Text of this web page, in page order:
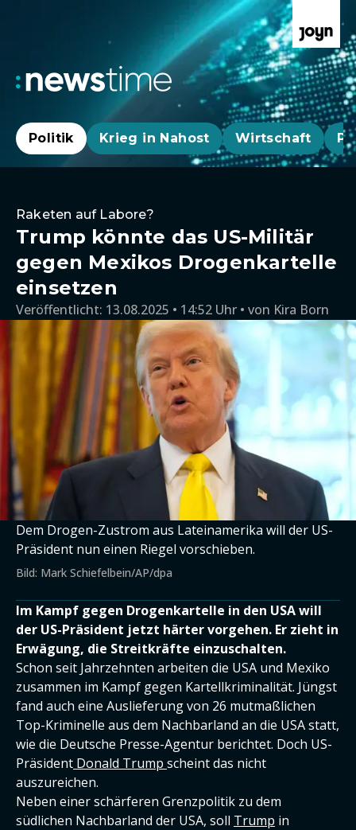
Politik Krieg in Nahost Wirtschaft
Raketen auf Labore?
Trump könnte das US-Militär
gegen Mexikos Drogenkartelle
einsetzen
Veröffentlicht: 13.08.2025 • 14:52 Uhr von Kira Born
Dem Drogen-Zustrom aus Lateinamerika will der US-
Präsident nun einen Riegel vorschieben.
Bild: Mark Schiefelbein/AP/dpa
Im Kampf gegen Drogenkartelle in den USA will
der US-Präsident jetzt härter vorgehen. Er zieht in
Erwägung, die Streitkräfte einzuschalten.
Schon seit Jahrzehnten arbeiten die USA und Mexiko
zusammen im Kampf gegen Kartellkriminalität. Jüngst
fand auch eine Auslieferung von 26 mutmaßlichen
Top-Kriminelle aus dem Nachbarland an die USA statt,
wie die Deutsche Presse-Agentur berichtet. Doch US-
Präsident Donald Trump scheint das nicht
auszureichen.
Neben einer schärferen Grenzpolitik zu dem
südlichen Nachbarland der USA, soll Trump in